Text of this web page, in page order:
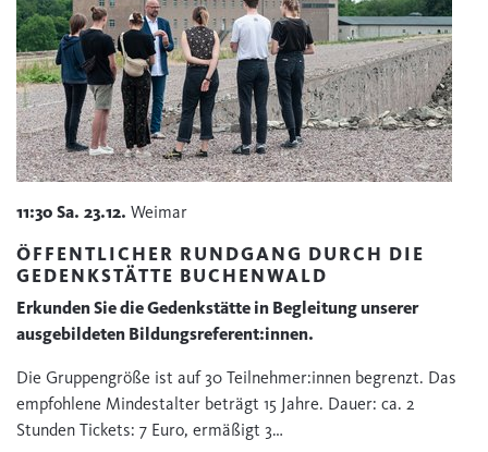
11:30 Sa. 23.12. Weimar
ÖFFENTLICHER RUNDGANG DURCH DIE
GEDENKSTÄTTE BUCHENWALD
Erkunden Sie die Gedenkstätte in Begleitung unserer
ausgebildeten Bildungsreferent:innen.
Die Gruppengröße ist auf 30 Teilnehmer:innen begrenzt. Das
empfohlene Mindestalter beträgt 15 Jahre. Dauer: ca. 2
Stunden Tickets: 7 Euro, ermäßigt 3…